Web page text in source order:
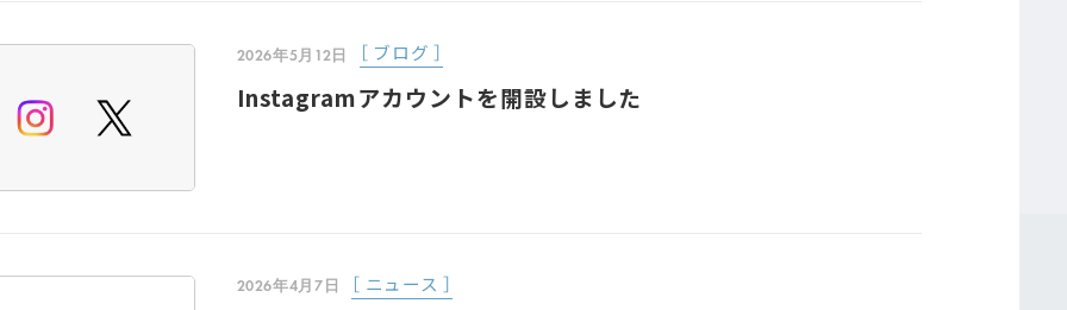
2026年5月12日 ［ ブログ ］
Instagramアカウントを開設しました
2026年4月7日 ［ ニュース ］